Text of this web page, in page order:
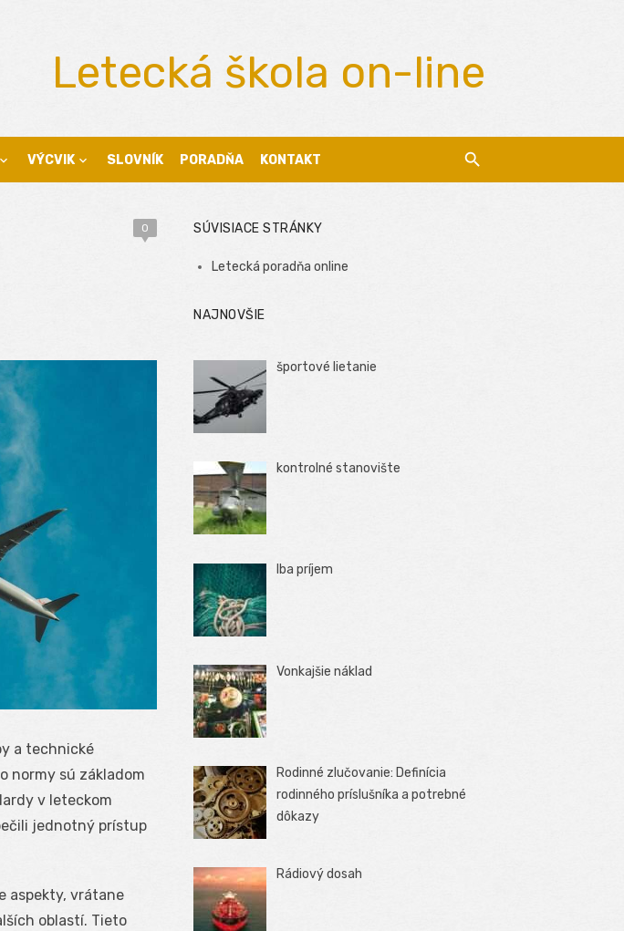
Letecká škola on-line
VÝCVIK SLOVNÍK PORADŇA KONTAKT
0
a technické
normy sú základom
v leteckom
jednotný prístup
aspekty, vrátane
oblastí. Tieto
SÚVISIACE STRÁNKY
Letecká poradňa online
NAJNOVŠIE
športové lietanie
kontrolné stanovište
Iba príjem
Vonkajšie náklad
Rodinné zlučovanie: Definícia
rodinného príslušníka a potrebné
dôkazy
Rádiový dosah